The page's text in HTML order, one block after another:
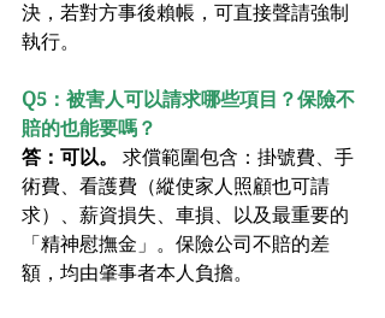
決，若對方事後賴帳，可直接聲請強制
執行。
Q5：被害人可以請求哪些項目？保險不
賠的也能要嗎？
答：可以。
求償範圍包含：掛號費、手
術費、看護費（縱使家人照顧也可請
求）、薪資損失、車損、以及最重要的
「精神慰撫金」。保險公司不賠的差
額，均由肇事者本人負擔。